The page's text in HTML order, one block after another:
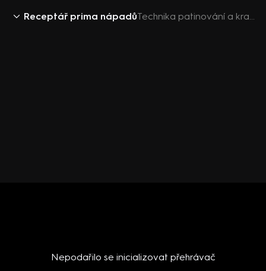
Receptář prima nápadů Technika patinování a krakelování
Nepodařilo se inicializovat přehrávač